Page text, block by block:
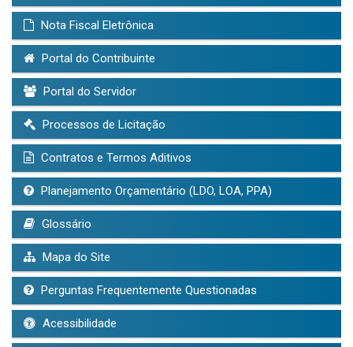
Nota Fiscal Eletrônica
Portal do Contribuinte
Portal do Servidor
Processos de Licitação
Contratos e Termos Aditivos
Planejamento Orçamentário (LDO, LOA, PPA)
Glossário
Mapa do Site
Perguntas Frequentemente Questionadas
Acessibilidade